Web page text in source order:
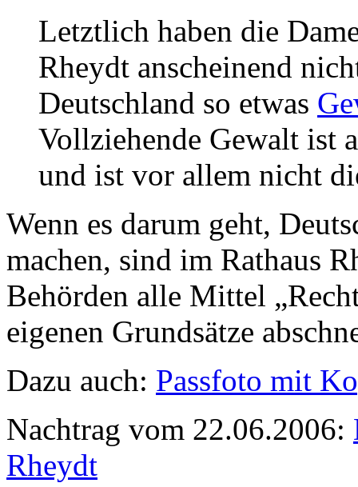
Letztlich haben die
Rheydt anscheinend
Deutschland so etwas
Vollziehende Gewalt ist
und ist vor allem nicht
Wenn es darum geht,
machen, sind im Rathaus
Behörden alle Mittel
eigenen Grundsätze
Dazu auch: Passfoto mit
Nachtrag vom 22.06.2006:
Rheydt